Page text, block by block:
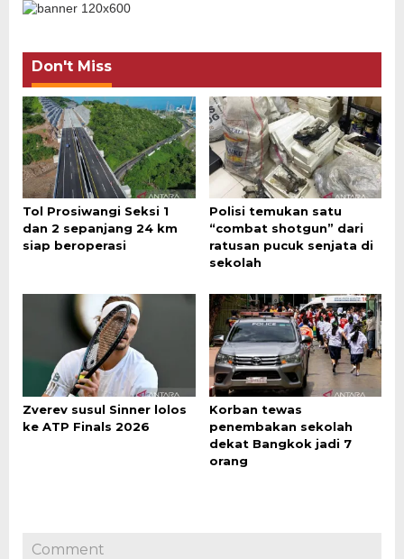
Don't Miss
Tol Prosiwangi Seksi 1
dan 2 sepanjang 24 km
siap beroperasi
Polisi temukan satu
“combat shotgun” dari
ratusan pucuk senjata di
sekolah
Zverev susul Sinner lolos
ke ATP Finals 2026
Korban tewas
penembakan sekolah
dekat Bangkok jadi 7
orang
Comment